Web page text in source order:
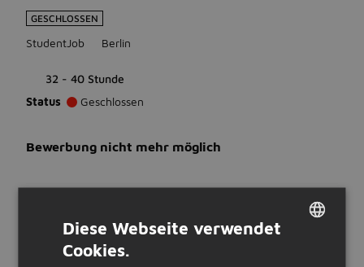
GESCHLOSSEN
StudentJob Berlin
32 - 40 Stunde
Status
Geschlossen
Bewerbung nicht mehr möglich
Ausbildung
Keine Vorerfahrung erforderlich
Diese Webseite verwendet
Cookies.